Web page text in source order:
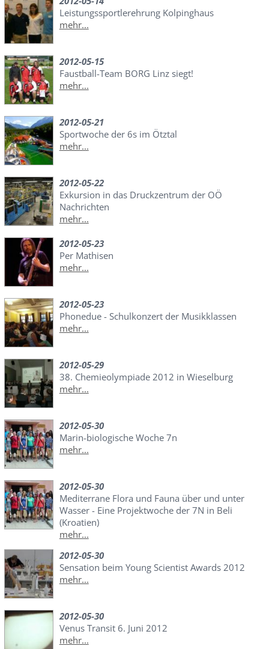
Leistungssportlerehrung Kolpinghaus
mehr...
2012-05-15
Faustball-Team BORG Linz siegt!
mehr...
2012-05-21
Sportwoche der 6s im Ötztal
mehr...
2012-05-22
Exkursion in das Druckzentrum der OÖ
Nachrichten
mehr...
2012-05-23
Per Mathisen
mehr...
2012-05-23
Phonedue - Schulkonzert der Musikklassen
mehr...
2012-05-29
38. Chemieolympiade 2012 in Wieselburg
mehr...
2012-05-30
Marin-biologische Woche 7n
mehr...
2012-05-30
Mediterrane Flora und Fauna über und unter
Wasser - Eine Projektwoche der 7N in Beli
(Kroatien)
mehr...
2012-05-30
Sensation beim Young Scientist Awards 2012
mehr...
2012-05-30
Venus Transit 6. Juni 2012
mehr...